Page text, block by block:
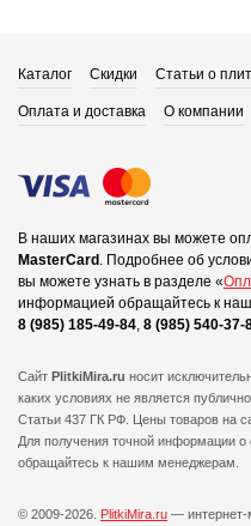
Каталог Скидки Статьи о
Оплата и доставка О компании
В наших магазинах вы можете
MasterCard . Подробнее об
вы можете узнать в разделе «
информацией обращайтесь к
8 (985) 185-49-84, 8 (985) 540-37-
Сайт PlitkiMira.ru носит
каких условиях не является
Статьи 437 ГК РФ. Цены товаров на
Для получения точной информации о
обращайтесь к нашим менеджерам.
© 2009-2026. PlitkiMira.ru — интернет-